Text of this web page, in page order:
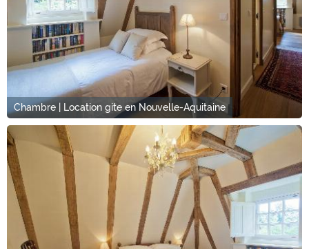
Chambre | Location gite en Nouvelle-Aquitaine